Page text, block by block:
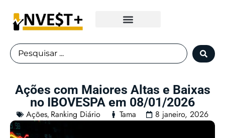
Ações com Maiores Altas e Baixas
no IBOVESPA em 08/01/2026
Ações, Ranking Diário Tama 8 janeiro, 2026